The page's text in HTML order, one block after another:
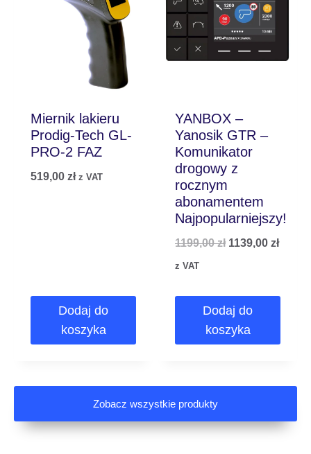
Miernik lakieru
Prodig-Tech GL-
PRO-2 FAZ
519,00 zł z VAT
Dodaj do
koszyka
YANBOX –
Yanosik GTR –
Komunikator
drogowy z
rocznym
abonamentem
Najpopularniejszy!
1199,00zł 1139,00 zł
z VAT
Dodaj do
koszyka
Zobacz wszystkie produkty